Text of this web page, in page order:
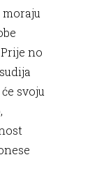
moraju
no
svoju